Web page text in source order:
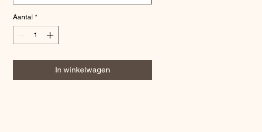
Aantal *
In winkelwagen